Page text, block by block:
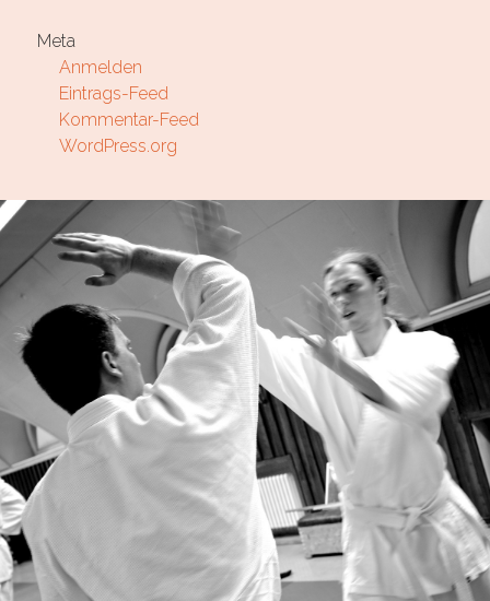
Meta
Anmelden
Eintrags-Feed
Kommentar-Feed
WordPress.org